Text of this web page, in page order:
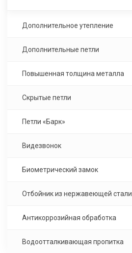
Дополнительное утепление
Дополнительные петли
Повышенная толщина металла
Скрытые петли
Петли «Барк»
Видезвонок
Биометрический замок
Отбойник из нержавеющей стали
Антикоррозийная обработка
Водоотталкивающая пропитка